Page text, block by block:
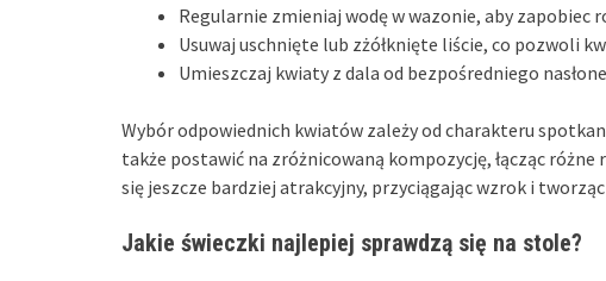
Regularnie zmieniaj wodę w wazonie, aby zapobiec
Usuwaj uschnięte lub zżółknięte liście, co pozwoli
Umieszczaj kwiaty z dala od bezpośredniego
Wybór odpowiednich kwiatów zależy od charakteru
także postawić na zróżnicowaną kompozycję, łącząc
się jeszcze bardziej atrakcyjny, przyciągając wzrok i
Jakie świeczki najlepiej sprawdzą się na stole?